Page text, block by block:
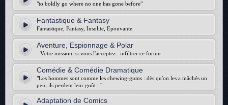
"to boldly go where no one has gone before"
Fantastique & Fantasy
Fantastique, Fantasy, Insolite, Epouvante
Aventure, Espionnage & Polar
- Votre mission, si vous l'acceptez : infiltrer ce forum
Comédie & Comédie Dramatique
"Les hommes sont comme les chewing-gums : dès qu'on les a mâchés un
peu, ils perdent leur goût..."
Adaptation de Comics